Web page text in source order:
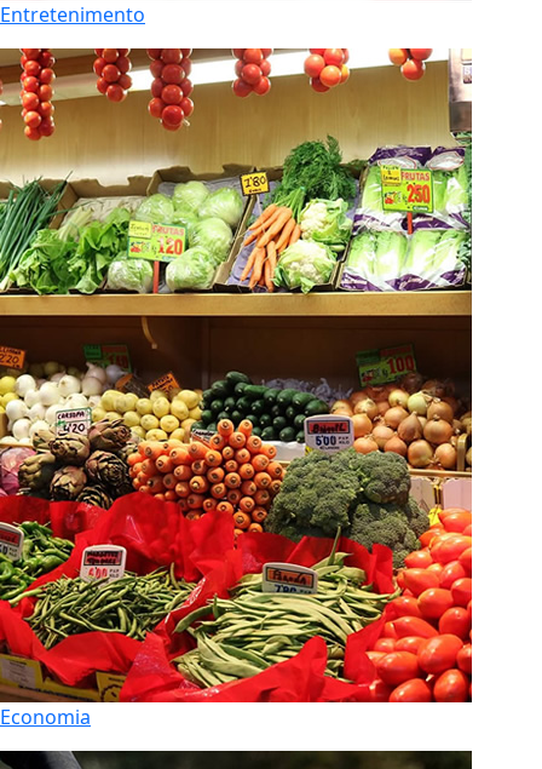
Entretenimento
Economia